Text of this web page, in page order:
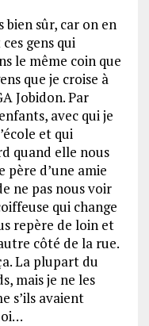
bien sûr, car on en
gens qui
le même coin que
que je croise à
Jobidon. Par
avec qui je
et qui
quand elle nous
père d’une amie
ne pas nous voir
qui change
repère de loin et
côté de la rue.
La plupart du
mais je ne les
s’ils avaient